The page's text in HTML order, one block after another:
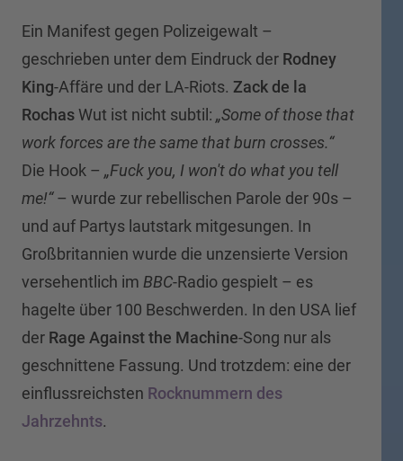
Ein Manifest gegen Polizeigewalt –
geschrieben unter dem Eindruck der Rodney
King-Affäre und der LA-Riots. Zack de la
RochasWut ist nicht subtil: „Some of those that
work forces are the same that burn crosses.“
Die Hook – „Fuck you, I won't do what you tell
me!“– wurde zur rebellischen Parole der 90s –
und auf Partys lautstark mitgesungen. In
Großbritannien wurde die unzensierte Version
versehentlich im BBC-Radio gespielt – es
hagelte über 100 Beschwerden. In den USA lief
der Rage Against the Machine-Song nur als
geschnittene Fassung. Und trotzdem: eine der
einflussreichsten Rocknummern des
Jahrzehnts.